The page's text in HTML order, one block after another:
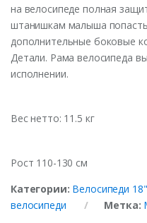
на велосипеде полная
штанишкам малыша
дополнительные боковые
Детали. Рама велосипеда
исполнении.
Вес нетто: 11.5 кг
Рост 110-130 см
Категории: Велосипеди
велосипеди
Метка: